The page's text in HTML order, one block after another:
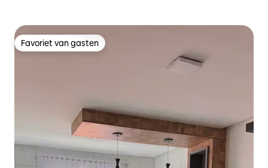
Favoriet van gasten
Favoriet van gasten